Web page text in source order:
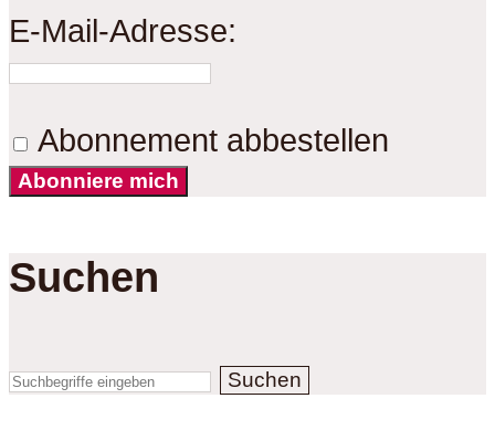
E-Mail-Adresse:
Abonnement abbestellen
Abonniere mich
Suchen
Suchen